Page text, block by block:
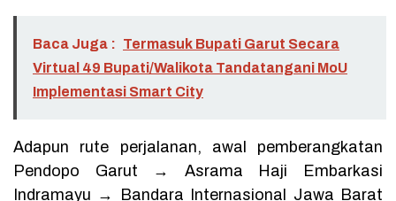
Baca Juga : Termasuk Bupati Garut Secara
Virtual 49 Bupati/Walikota Tandatangani MoU
Implementasi Smart City
Adapun rute perjalanan, awal pemberangkatan
Pendopo Garut → Asrama Haji Embarkasi
Indramayu → Bandara Internasional Jawa Barat